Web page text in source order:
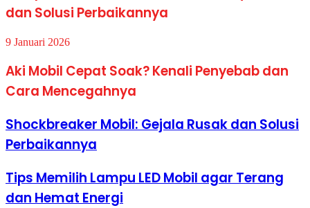
dan Solusi Perbaikannya
9 Januari 2026
Aki Mobil Cepat Soak? Kenali Penyebab dan
Cara Mencegahnya
Shockbreaker Mobil: Gejala Rusak dan Solusi
Perbaikannya
Tips Memilih Lampu LED Mobil agar Terang
dan Hemat Energi